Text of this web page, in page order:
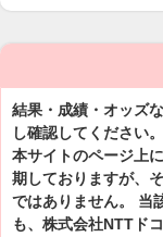
結果・成績・オッズ
し確認してください。
本サイトのページ上
期しておりますが、
ではありません。 当
も、株式会社NTTド